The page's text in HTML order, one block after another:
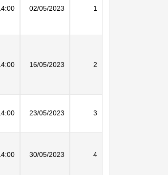
1
02/05/2023
2
16/05/2023
3
23/05/2023
4
30/05/2023